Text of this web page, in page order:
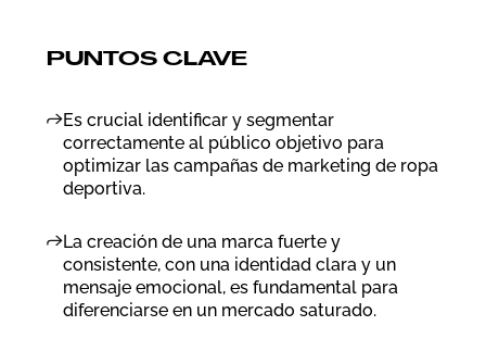
PUNTOS CLAVE
Es crucial identificar y segmentar
correctamente al público objetivo para
optimizar las campañas de marketing de ropa
deportiva.
La creación de una marca fuerte y
consistente, con una identidad clara y un
mensaje emocional, es fundamental para
diferenciarse en un mercado saturado.